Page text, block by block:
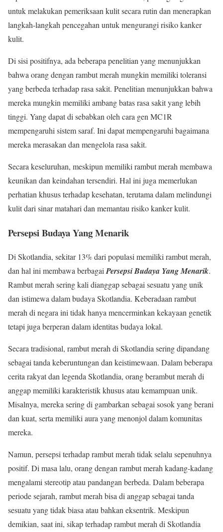
untuk melakukan pemeriksaan kulit secara rutin dan menerapkan
langkah-langkah pencegahan untuk mengurangi risiko kanker
kulit.
Di sisi positifnya, ada beberapa penelitian yang menunjukkan
bahwa orang dengan rambut merah mungkin memiliki toleransi
yang berbeda terhadap rasa sakit. Penelitian menunjukkan bahwa
mereka mungkin memiliki ambang batas rasa sakit yang lebih
tinggi. Yang dapat di sebabkan oleh cara gen MC1R
mempengaruhi sistem saraf. Ini dapat mempengaruhi bagaimana
mereka merasakan dan mengelola rasa sakit.
Secara keseluruhan, meskipun memiliki rambut merah membawa
keunikan dan keindahan tersendiri. Hal ini juga memerlukan
perhatian khusus terhadap kesehatan, terutama dalam melindungi
kulit dari sinar matahari dan memantau risiko kanker kulit.
Persepsi Budaya Yang Menarik
Di Skotlandia, sekitar 13% dari populasi memiliki rambut merah,
dan hal ini membawa berbagaiPersepsi Budaya Yang Menarik.
Rambut merah sering kali dianggap sebagai sesuatu yang unik
dan istimewa dalam budaya Skotlandia. Keberadaan rambut
merah di negara ini tidak hanya mencerminkan kekayaan genetik
tetapi juga berperan dalam identitas budaya lokal.
Secara tradisional, rambut merah di Skotlandia sering dipandang
sebagai tanda keberuntungan dan keistimewaan. Dalam beberapa
cerita rakyat dan legenda Skotlandia, orang berambut merah di
anggap memiliki karakteristik khusus atau kemampuan unik.
Misalnya, mereka sering di gambarkan sebagai sosok yang berani
dan kuat, serta memiliki aura yang menonjol dalam komunitas
mereka.
Namun, persepsi terhadap rambut merah tidak selalu sepenuhnya
positif. Di masa lalu, orang dengan rambut merah kadang-kadang
mengalami stereotip atau pandangan berbeda. Dalam beberapa
periode sejarah, rambut merah bisa di anggap sebagai tanda
sesuatu yang tidak biasa atau bahkan eksentrik. Meskipun
demikian, saat ini, sikap terhadap rambut merah di Skotlandia